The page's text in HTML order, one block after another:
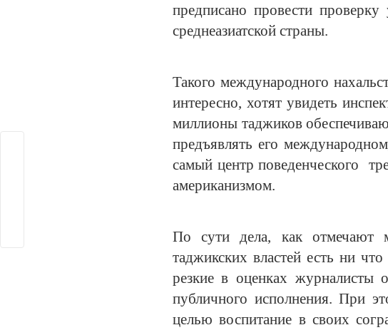
предписано провести
среднеазиатской страны.
Такого международного
интересно, хотят увидеть
миллионы таджиков
предъявлять его
самый центр поведенческого
американизмом.
По сути дела, как отмечают
таджикских властей есть ни
резкие в оценках журналисты
публичного исполнения. При
целью воспитание в своих